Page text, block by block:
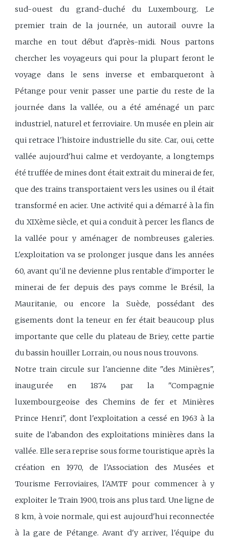
sud-ouest du grand-duché du Luxembourg. Le
premier train de la journée, un autorail ouvre la
marche en tout début d'après-midi. Nous partons
chercher les voyageurs qui pour la plupart feront le
voyage dans le sens inverse et embarqueront à
Pétange pour venir passer une partie du reste de la
journée dans la vallée, ou a été aménagé un parc
industriel, naturel et ferroviaire. Un musée en plein air
qui retrace l'histoire industrielle du site. Car, oui, cette
vallée aujourd'hui calme et verdoyante, a longtemps
été truffée de mines dont était extrait du minerai de fer,
que des trains transportaient vers les usines ou il était
transformé en acier. Une activité qui a démarré à la fin
du XIXème siècle, et qui a conduit à percer les flancs de
la vallée pour y aménager de nombreuses galeries.
L'exploitation va se prolonger jusque dans les années
60, avant qu'il ne devienne plus rentable d'importer le
minerai de fer depuis des pays comme le Brésil, la
Mauritanie, ou encore la Suède, possédant des
gisements dont la teneur en fer était beaucoup plus
importante que celle du plateau de Briey, cette partie
du bassin houiller Lorrain, ou nous nous trouvons.
Notre train circule sur l'ancienne dite "des Minières",
inaugurée en 1874 par la "Compagnie
luxembourgeoise des Chemins de fer et Minières
Prince Henri", dont l'exploitation a cessé en 1963 à la
suite de l'abandon des exploitations minières dans la
vallée. Elle sera reprise sous forme touristique après la
création en 1970, de l'Association des Musées et
Tourisme Ferroviaires, l'AMTF pour commencer à y
exploiter le Train 1900, trois ans plus tard. Une ligne de
8 km, à voie normale, qui est aujourd'hui reconnectée
à la gare de Pétange. Avant d'y arriver, l'équipe du